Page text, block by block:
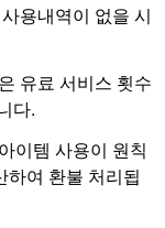
용내역이 없을 시
유료 서비스 횟수
다.
이템 사용이 원칙
하여 환불 처리됩